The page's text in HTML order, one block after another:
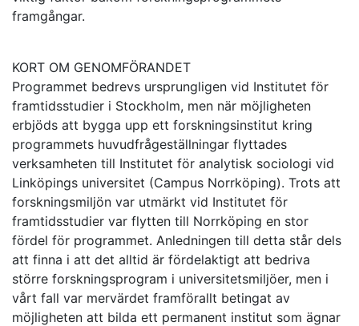
framgångar.
KORT OM GENOMFÖRANDET
Programmet bedrevs ursprungligen vid Institutet för
framtidsstudier i Stockholm, men när möjligheten
erbjöds att bygga upp ett forskningsinstitut kring
programmets huvudfrågeställningar flyttades
verksamheten till Institutet för analytisk sociologi vid
Linköpings universitet (Campus Norrköping). Trots att
forskningsmiljön var utmärkt vid Institutet för
framtidsstudier var flytten till Norrköping en stor
fördel för programmet. Anledningen till detta står dels
att finna i att det alltid är fördelaktigt att bedriva
större forskningsprogram i universitetsmiljöer, men i
vårt fall var mervärdet framförallt betingat av
möjligheten att bilda ett permanent institut som ägnar